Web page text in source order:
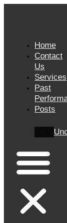
Home
Contact
Us
Services
Past
Posts